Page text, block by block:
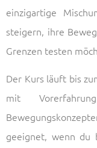
einzigartige
steigern, ihre
Grenzen testen
Der Kurs läuft bis
mit
geeignet, wenn du